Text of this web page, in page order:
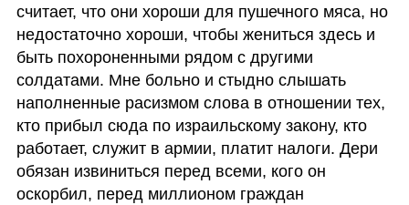
считает, что они хороши для пушечного мяса, но
недостаточно хороши, чтобы жениться здесь и
быть похороненными рядом с другими
солдатами. Мне больно и стыдно слышать
наполненные расизмом слова в отношении тех,
кто прибыл сюда по израильскому закону, кто
работает, служит в армии, платит налоги. Дери
обязан извиниться перед всеми, кого он
оскорбил, перед миллионом граждан